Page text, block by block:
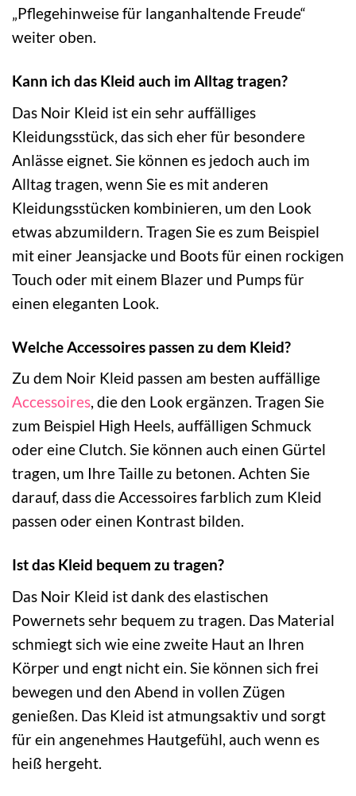
„Pflegehinweise für langanhaltende Freude“
weiter oben.
Kann ich das Kleid auch im Alltag tragen?
Das Noir Kleid ist ein sehr auffälliges
Kleidungsstück, das sich eher für besondere
Anlässe eignet. Sie können es jedoch auch im
Alltag tragen, wenn Sie es mit anderen
Kleidungsstücken kombinieren, um den Look
etwas abzumildern. Tragen Sie es zum Beispiel
mit einer Jeansjacke und Boots für einen rockigen
Touch oder mit einem Blazer und Pumps für
einen eleganten Look.
Welche Accessoires passen zu dem Kleid?
Zu dem Noir Kleid passen am besten auffällige
Accessoires, die den Look ergänzen. Tragen Sie
zum Beispiel High Heels, auffälligen Schmuck
oder eine Clutch. Sie können auch einen Gürtel
tragen, um Ihre Taille zu betonen. Achten Sie
darauf, dass die Accessoires farblich zum Kleid
passen oder einen Kontrast bilden.
Ist das Kleid bequem zu tragen?
Das Noir Kleid ist dank des elastischen
Powernets sehr bequem zu tragen. Das Material
schmiegt sich wie eine zweite Haut an Ihren
Körper und engt nicht ein. Sie können sich frei
bewegen und den Abend in vollen Zügen
genießen. Das Kleid ist atmungsaktiv und sorgt
für ein angenehmes Hautgefühl, auch wenn es
heiß hergeht.